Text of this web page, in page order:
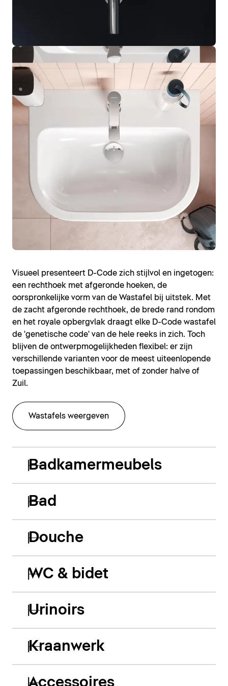
Visueel presenteert D-Code zich stijlvol en ingetogen:
een rechthoek met afgeronde hoeken, de
oorspronkelijke vorm van de Wastafel bij uitstek. Met
de zacht afgeronde rechthoek, de brede rand rondom
en het royale opbergvlak draagt elke D-Code wastafel
de 'genetische code' van de hele reeks in zich. Toch
blijven de ontwerpmogelijkheden flexibel: er zijn
verschillende varianten voor de meest uiteenlopende
toepassingen beschikbaar, met of zonder halve of
Zuil.
Wastafels weergeven
Badkamermeubels
Bad
Douche
WC & bidet
Urinoirs
Kraanwerk
Accessoires